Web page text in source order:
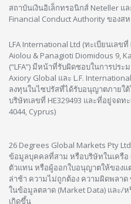
สถาบันเงินอิเล็กทรอนิกส์ Neteller
Financial Conduct Authority ของส
LFA International Ltd (ทะเบียนเลข
Aiolou & Panagioti Diomidous 9,
(“LFA”) มีหน้าที่รับผิดชอบในการประ
Axiory Global และ L.F.
ลงทุนในไซปรัสที่ได้รับอนุญาตภายใ
บริษัทเลขที่ HE329493 และที่อยู่จดท
4044, Cyprus)
26 Degrees Global Markets Pty
ข้อมูลบุคคลที่สาม หรือบริษัทในเครือ
ตัวแทน หรือผู้ออกใบอนุญาตให้ของ
ล่าช้า ความไม่ถูกต้อง ความผิดพลาด
ในข้อมูลตลาด (Market Data) และ/
เกิดขึ้น